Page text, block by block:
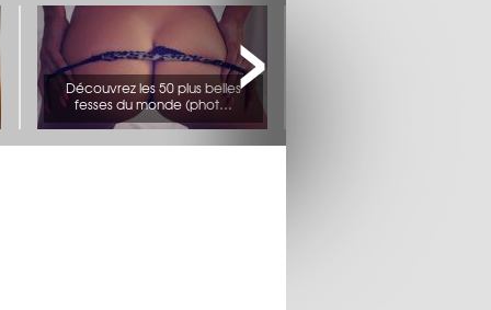
!
Champs-Élysées : une voiture « kamikaze » percute une camionnette de la gendarmerie (vidéo)
Découvrez les 50 plus belles
fesses du monde (phot…